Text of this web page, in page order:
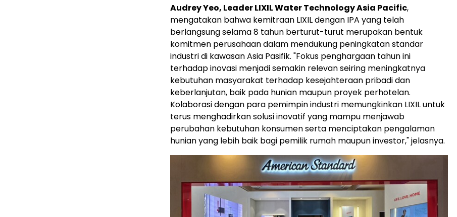
Audrey Yeo, Leader LIXIL Water Technology Asia Pacific,
mengatakan bahwa kemitraan LIXIL dengan IPA yang telah
berlangsung selama 8 tahun berturut-turut merupakan bentuk
komitmen perusahaan dalam mendukung peningkatan standar
industri di kawasan Asia Pasifik. "Fokus penghargaan tahun ini
terhadap inovasi menjadi semakin relevan seiring meningkatnya
kebutuhan masyarakat terhadap kesejahteraan pribadi dan
keberlanjutan, baik pada hunian maupun proyek perhotelan.
Kolaborasi dengan para pemimpin industri memungkinkan LIXIL untuk
terus menghadirkan solusi inovatif yang mampu menjawab
perubahan kebutuhan konsumen serta menciptakan pengalaman
hunian yang lebih baik bagi pemilik rumah maupun investor," jelasnya.